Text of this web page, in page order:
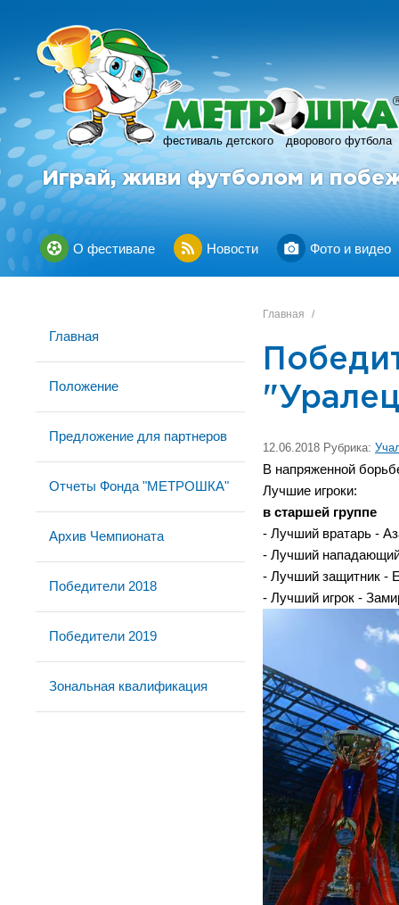
фестиваль детского дворового футбола
R
Играй, живи футболом и
О фестивале Новости Фото и видео
Главная
Положение
Предложение для партнеров
Отчеты Фонда "МЕТРОШКА"
Архив Чемпионата
Победители 2018
Победители 2019
Зональная квалификация
Главная /
12.06.2018 Рубрика:
В напряженной
Лучшие игроки:
в старшей группе
- Лучший вратарь -
- Лучший
- Лучший защитник -
- Лучший игрок -